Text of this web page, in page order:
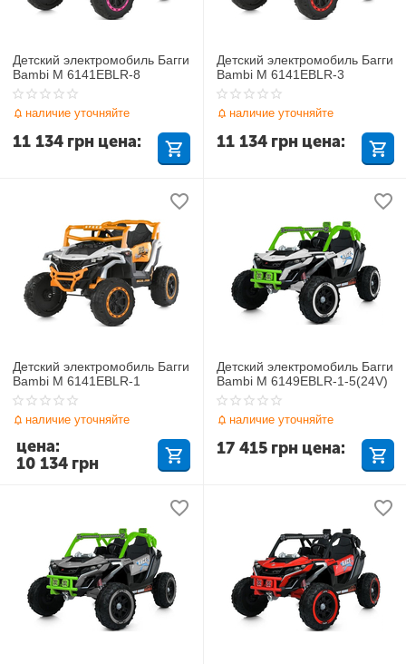
Детский электромобиль Багги
Bambi M 6141EBLR-8
наличие уточняйте
11 134 грн цена:
Детский электромобиль Багги
Bambi M 6141EBLR-3
наличие уточняйте
11 134 грн цена:
Детский электромобиль Багги
Bambi M 6141EBLR-1
наличие уточняйте
10 134 грн
цена:
Детский электромобиль Багги
Bambi M 6149EBLR-1-5(24V)
наличие уточняйте
17 415 грн цена: